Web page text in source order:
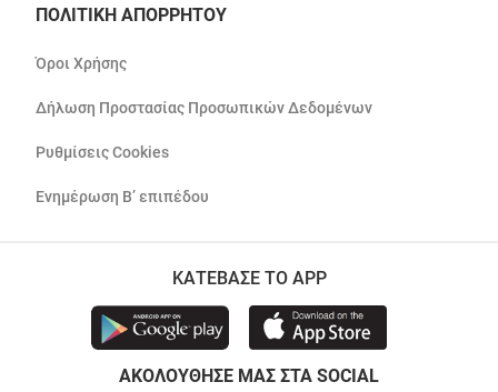
ΠΟΛΙΤΙΚΗ ΑΠΟΡΡΗΤΟΥ
Όροι Χρήσης
Δήλωση Προστασίας Προσωπικών Δεδομένων
Ρυθμίσεις Cookies
Ενημέρωση Β’ επιπέδου
ΚΑΤΕΒΑΣΕ ΤΟ APP
ΑΚΟΛΟΥΘΗΣΕ ΜΑΣ ΣΤΑ SOCIAL